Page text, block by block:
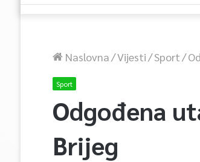
Naslovna/Vijesti/Sport/
Sport
Odgođena
Brijeg